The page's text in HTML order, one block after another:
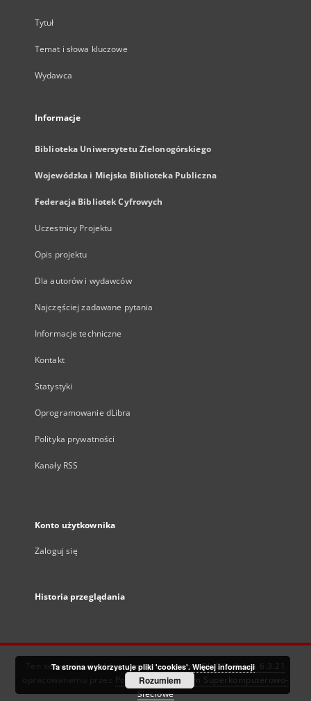
Tytuł
Temat i słowa kluczowe
Wydawca
Informacje
Biblioteka Uniwersytetu Zielonogórskiego
Wojewódzka i Miejska Biblioteka Publiczna
Federacja Bibliotek Cyfrowych
Uczestnicy Projektu
Opis projektu
Dla autorów i wydawców
Najczęściej zadawane pytania
Informacje techniczne
Kontakt
Statystyki
Oprogramowanie dLibra
Polityka prywatności
Kanały RSS
Konto użytkownika
Zaloguj się
Historia przeglądania
Ten serwis działa dzięki oprogramowaniuDInGO dLibra 6.3.21
Poznańskie Centrum Superkomputerowo-
Sieciowe
Ta strona wykorzystuje pliki 'cookies'. Więcej informacji
Rozumiem